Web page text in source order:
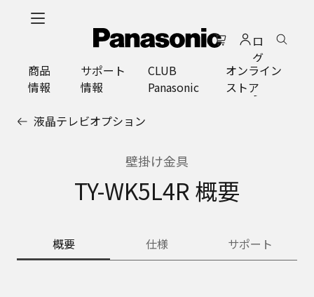
ロ
グ
イ
ン
商品
情報
サポート
情報
CLUB
Panasonic
オンライン
ストア
液晶テレビオプション
壁掛け金具
TY-WK5L4R 概要
概要 仕様 サポート